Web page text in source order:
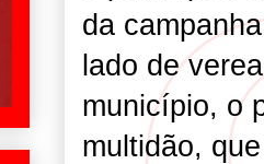
da
lado de
município, o
multidão,